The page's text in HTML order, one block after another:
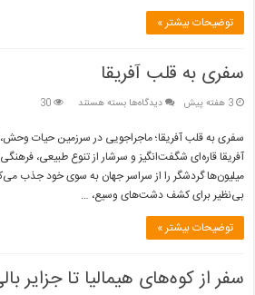
توضیحات بیشتر »
سفری به قلب آفریقا
3 هفته پیش دیدگاه‌هابرای
به
قلب
آفریقا
بسته هستند 30
سفری به قلب آفریقا؛ ماجراجویی در سرزمین حیات
آفریقا قاره‌ای شگفت‌انگیز و سرشار از تنوع طبیعی،
میلیون‌ها گردشگر را از سراسر جهان به سوی خود جذب
بی‌نظیر برای کشف دشت‌های وسیع، …
توضیحات بیشتر »
سفر از کوه‌های هیمالیا تا جزایر